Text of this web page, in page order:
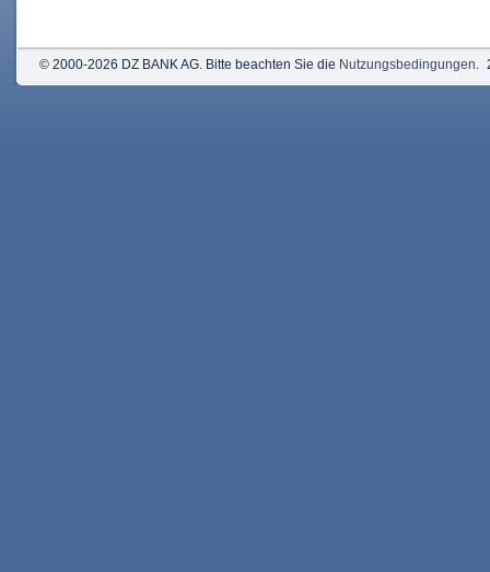
© 2000-2026 DZ BANK AG. Bitte beachten Sie die Nutzungsbedingungen.